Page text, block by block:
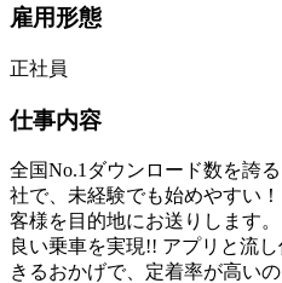
雇用形態
正社員
仕事内容
全国No.1ダウンロード数を誇
社で、未経験でも始めやすい
客様を目的地にお送りします
良い乗車を実現!! アプリと流
きるおかげで、定着率が高い